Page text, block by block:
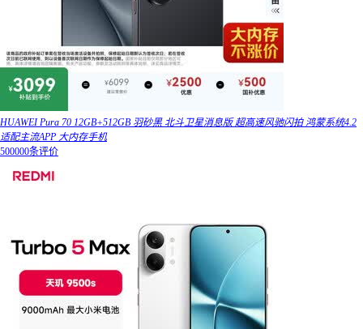
HUAWEI Pura 70 12GB+512GB 羽砂黑 北斗卫星消息版 超高速风驰闪拍 鸿蒙系统4.2
适配主流APP 大内存手机
500000条评价